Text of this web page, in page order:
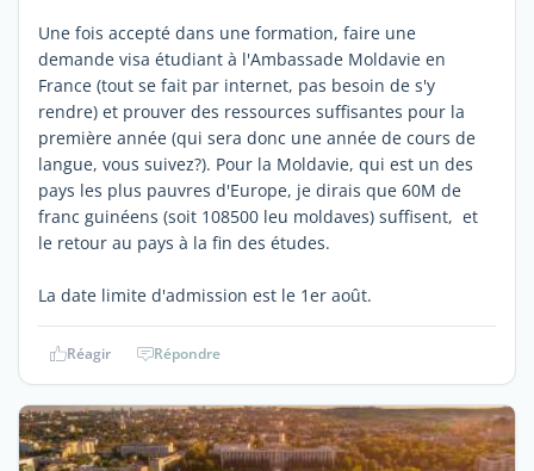
Une fois accepté dans une formation, faire une
demande visa étudiant à l'Ambassade Moldavie en
France (tout se fait par internet, pas besoin de s'y
rendre) et prouver des ressources suffisantes pour la
première année (qui sera donc une année de cours de
langue, vous suivez?). Pour la Moldavie, qui est un des
pays les plus pauvres d'Europe, je dirais que 60M de
franc guinéens (soit 108500 leu moldaves) suffisent, et
le retour au pays à la fin des études.
La date limite d'admission est le 1er août.
Réagir Répondre